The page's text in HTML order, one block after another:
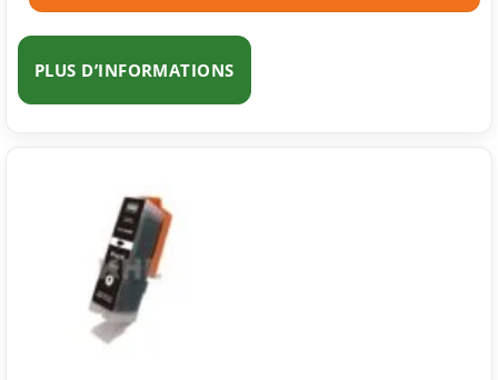
PLUS D’INFORMATIONS